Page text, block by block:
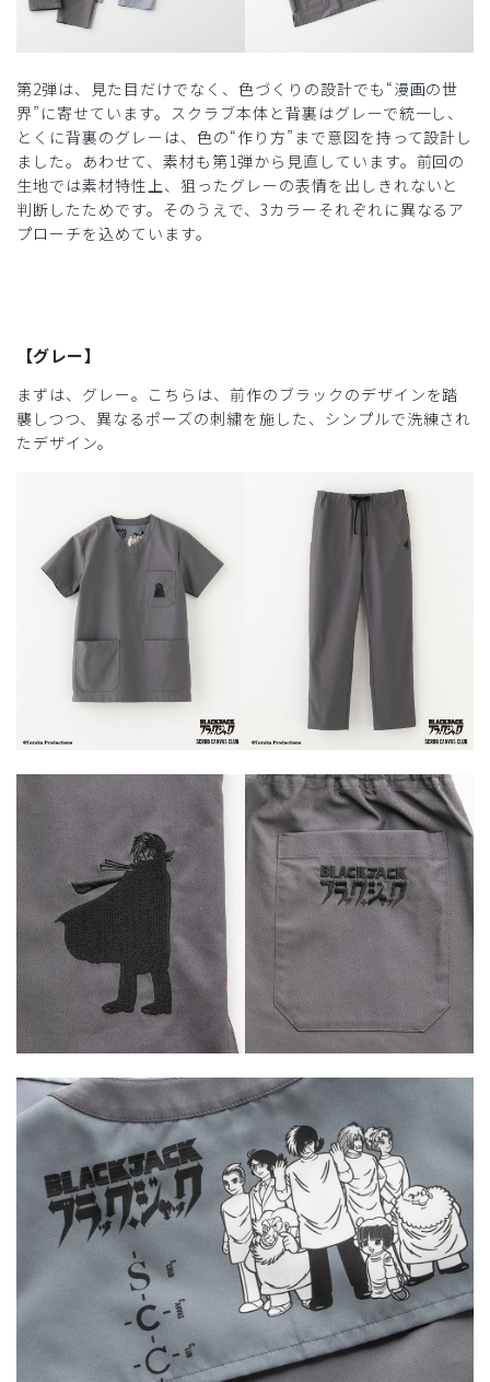
第2弾は、見た目だけでなく、色づくりの設計でも“漫画の世
界”に寄せています。スクラブ本体と背裏はグレーで統一し、
とくに背裏のグレーは、色の“作り方”まで意図を持って設計し
ました。あわせて、素材も第1弾から見直しています。前回の
生地では素材特性上、狙ったグレーの表情を出しきれないと
判断したためです。そのうえで、3カラーそれぞれに異なるア
プローチを込めています。
【グレー】
まずは、グレー。こちらは、前作のブラックのデザインを踏
襲しつつ、異なるポーズの刺繍を施した、シンプルで洗練され
たデザイン。